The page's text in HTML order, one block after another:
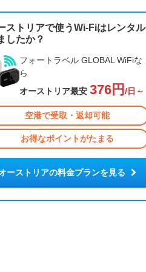
ストリアで使うWi-Fiはレンタル
したか？
フォートラベル GLOBAL WiFiな
ら
オーストリア最安 376円 /日～
空港で受取・返却可能
お得なポイントがたまる
ーストリアの料金プランを見る